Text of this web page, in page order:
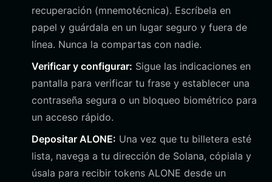
recuperación (mnemotécnica). Escríbela en
papel y guárdala en un lugar seguro y fuera de
línea. Nunca la compartas con nadie.
Verificar y configurar: Sigue las indicaciones en
pantalla para verificar tu frase y establecer una
contraseña segura o un bloqueo biométrico para
un acceso rápido.
Depositar ALONE: Una vez que tu billetera esté
lista, navega a tu dirección de Solana, cópiala y
úsala para recibir tokens ALONE desde un